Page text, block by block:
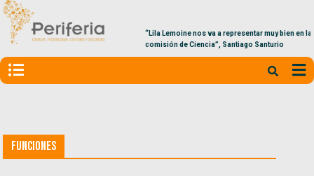
“Lila Lemoine nos va a representar muy bien en la
comisión de Ciencia”, Santiago Santurio
Funciones